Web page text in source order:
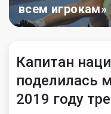
всем игрокам»
Капитан
поделилась
2019 году